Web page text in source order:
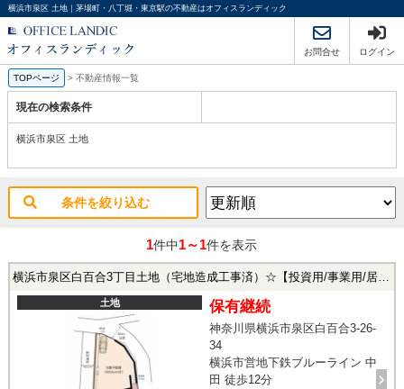
横浜市泉区 土地｜茅場町・八丁堀・東京駅の不動産はオフィスランディック
お問合せ ログイン
TOPページ > 不動産情報一覧
現在の検索条件
横浜市泉区 土地
条件を絞り込む
1件中1～1件を表示
横浜市泉区白百合3丁目土地（宅地造成工事済）☆【投資用/事業用/居住用】
土地 保有継続
神奈川県横浜市泉区白百合3-26-
34
横浜市営地下鉄ブルーライン 中
田 徒歩12分